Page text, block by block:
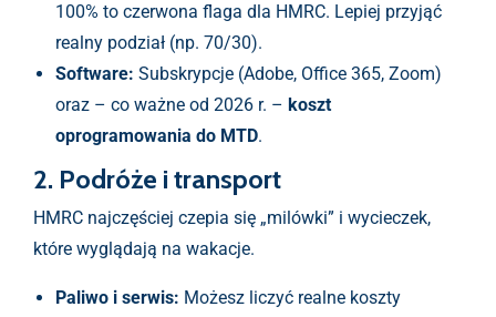
100% to czerwona flaga dla HMRC. Lepiej przyjąć
realny podział (np. 70/30).
Software: Subskrypcje (Adobe, Office 365, Zoom)
oraz – co ważne od 2026 r. – koszt
oprogramowania do MTD.
2. Podróże i transport
HMRC najczęściej czepia się „milówki” i wycieczek,
które wyglądają na wakacje.
Paliwo i serwis: Możesz liczyć realne koszty